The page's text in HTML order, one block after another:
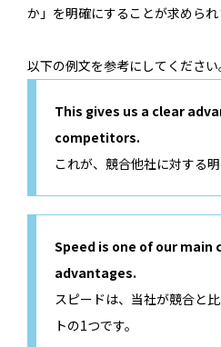
か」を明確にすることが求められ
以下の例文を参考にしてください
This gives us a clear
competitors.
これが、競合他社に対する
Speed is one of our
advantages.
スピードは、当社が競合と
トの1つです。